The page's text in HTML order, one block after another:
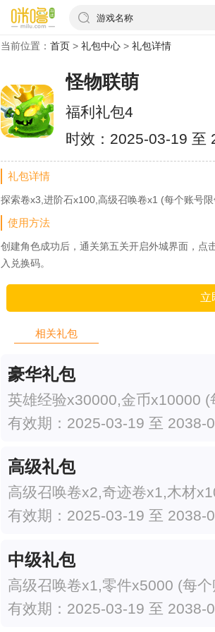
游戏名称
当前位置： 首页 > 礼包中心 > 礼包详情
怪物联萌
福利礼包4
时效：2025-03-19 至
礼包详情
探索卷x3,进阶石x100,高级召唤卷x1 (每个账号
使用方法
创建角色成功后，通关第五关开启外城界面，点
入兑换码。
立
相关礼包
豪华礼包
英雄经验x30000,金币x10000 (
有效期：2025-03-19 至 2038-
高级礼包
有效期：2025-03-19 至 2038-
中级礼包
高级召唤卷x1,零件x5000 (每
有效期：2025-03-19 至 2038-